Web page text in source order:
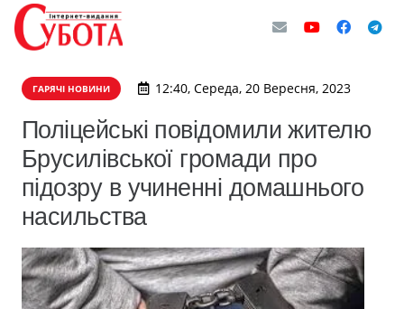
ГАРЯЧІ НОВИНИ 12:40, Середа, 20 Вересня, 2023
Поліцейські повідомили жителю
Брусилівської громади про
підозру в учиненні домашнього
насильства